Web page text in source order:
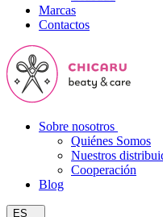
Marcas
Contactos
Sobre nosotros
Quiénes Somos
Nuestros
Cooperación
Blog
ES